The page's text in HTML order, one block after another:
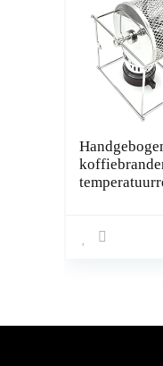
r Roestvrij